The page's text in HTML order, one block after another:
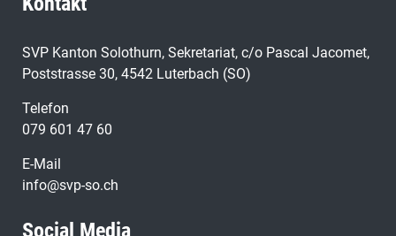
SVP Kanton Solothurn, Sekretariat, c/o Pascal Jacomet,
Poststrasse 30, 4542 Luterbach (SO)
Telefon
079 601 47 60
E-Mail
info@svp-so.ch
Social Media